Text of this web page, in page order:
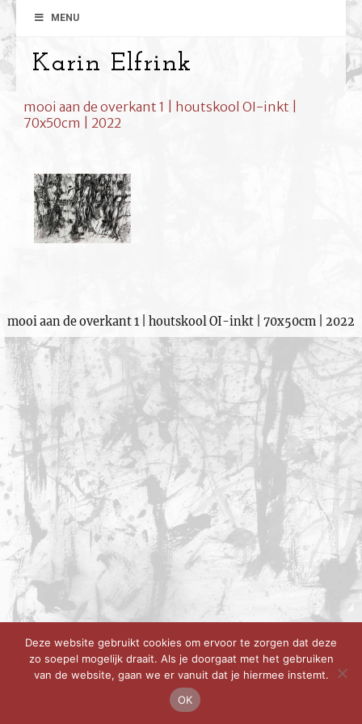
MENU
Karin Elfrink
mooi aan de overkant 1 | houtskool OI-inkt |
70x50cm | 2022
mooi aan de overkant 1 | houtskool OI-inkt | 70x50cm | 2022
Deze website gebruikt cookies om ervoor te zorgen dat deze
zo soepel mogelijk draait. Als je doorgaat met het gebruiken
van de website, gaan we er vanuit dat je hiermee instemt.
OK